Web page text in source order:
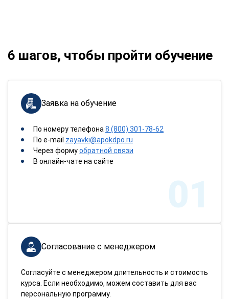
6 шагов, чтобы пройти обучение
Заявка на обучение
По номеру телефона 8 (800) 301-78-62
По e-mail zayavki@apokdpo.ru
Через формуобратной связи
В онлайн-чате на сайте
01
Согласование с менеджером
Согласуйте с менеджером длительность и стоимость
курса. Если необходимо, можем составить для вас
персональную программу.